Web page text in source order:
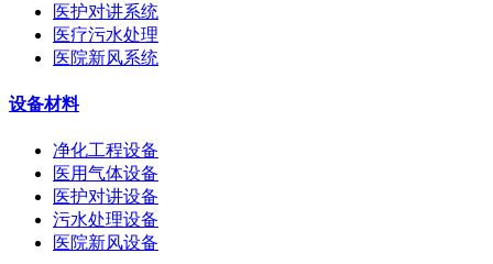
医护对讲系统
医疗污水处理
医院新风系统
设备材料
净化工程设备
医用气体设备
医护对讲设备
污水处理设备
医院新风设备